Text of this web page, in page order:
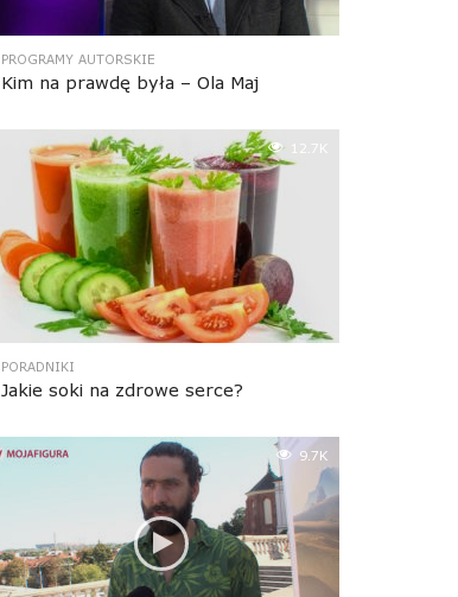
PROGRAMY AUTORSKIE
Kim na prawdę była – Ola Maj
12.7K
PORADNIKI
Jakie soki na zdrowe serce?
9.7K